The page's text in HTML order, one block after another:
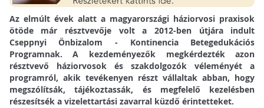
Az elmúlt évek alatt a magyarországi háziorvosi praxisok
ötöde már résztvevője volt a 2012-ben útjára indult
Cseppnyi Önbizalom - Kontinencia Betegedukációs
Programnak. A kezdeményezők megkérdezték azon
résztvevő háziorvosok és szakdolgozók véleményét a
programról, akik tevékenyen részt vállaltak abban, hogy
megszólítsák, tájékoztassák, és megfelelő kezelésben
részesítsék a vizelettartási zavarral küzdő érintetteket.